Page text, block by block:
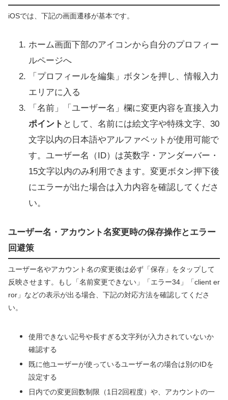
iOSでは、下記の画面遷移が基本です。
ホーム画面下部のアイコンから自分のプロフィー
ルページへ
「プロフィールを編集」ボタンを押し、情報入力
エリアに入る
「名前」「ユーザー名」欄に変更内容を直接入力
ポイント として、名前には絵文字や特殊文字、30
文字以内の日本語やアルファベットが使用可能で
す。ユーザー名（ID）は英数字・アンダーバー・
15文字以内のみ利用できます。変更ボタン押下後
にエラーが出た場合は入力内容を確認してくださ
い。
ユーザー名・アカウント名変更時の保存操作とエラー
回避策
ユーザー名やアカウント名の変更後は必ず「保存」をタップして
反映させます。もし「名前変更できない」「エラー34」「client er
ror」などの表示が出る場合、下記の対応方法を確認してくださ
い。
使用できない記号や長すぎる文字列が入力されていないか
確認する
既に他ユーザーが使っているユーザー名の場合は別のIDを
設定する
日内での変更回数制限（1日2回程度）や、アカウントの一